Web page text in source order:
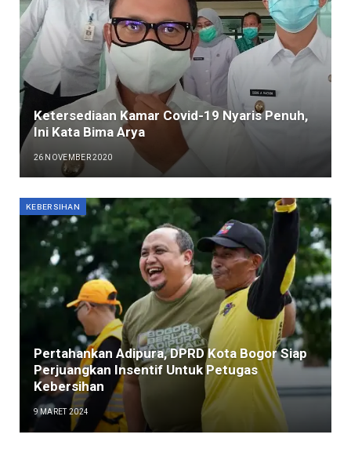
Ketersediaan Kamar Covid-19 Nyaris Penuh,
Ini Kata Bima Arya
26 NOVEMBER 2020
KEBERSIHAN
Pertahankan Adipura, DPRD Kota Bogor Siap
Perjuangkan Insentif Untuk Petugas
Kebersihan
9 MARET 2024